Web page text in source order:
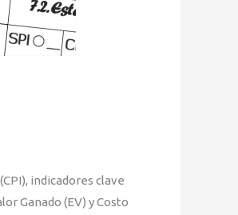
indicadores clave
Ganado (EV) y Costo